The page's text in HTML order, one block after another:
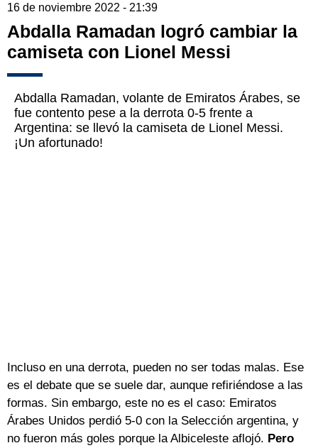
16 de noviembre 2022 - 21:39
Abdalla Ramadan logró cambiar la
camiseta con Lionel Messi
Abdalla Ramadan, volante de Emiratos Árabes, se
fue contento pese a la derrota 0-5 frente a
Argentina: se llevó la camiseta de Lionel Messi.
¡Un afortunado!
Incluso en una derrota, pueden no ser todas malas. Ese
es el debate que se suele dar, aunque refiriéndose a las
formas. Sin embargo, este no es el caso: Emiratos
Árabes Unidos perdió 5-0 con la Selección argentina, y
no fueron más goles porque la Albiceleste aflojó. Pero